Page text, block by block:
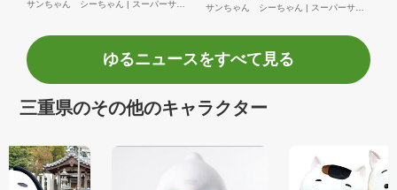
ゆるニュースをすべて見る
三重県のその他のキャラクター